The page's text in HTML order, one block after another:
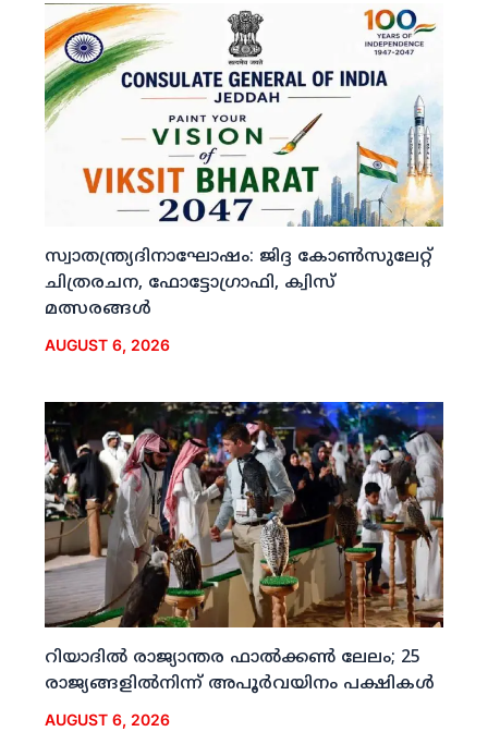
സ്വാതന്ത്ര്യദിനാഘോഷം: ജിദ്ദ കോണ്‍സുലേറ്റ്
ചിത്രരചന, ഫോട്ടോഗ്രാഫി, ക്വിസ്
മത്സരങ്ങള്‍
AUGUST 6, 2026
റിയാദില്‍ രാജ്യാന്തര ഫാല്‍ക്കണ്‍ ലേലം; 25
രാജ്യങ്ങളില്‍നിന്ന് അപൂര്‍വയിനം പക്ഷികള്‍
AUGUST 6, 2026